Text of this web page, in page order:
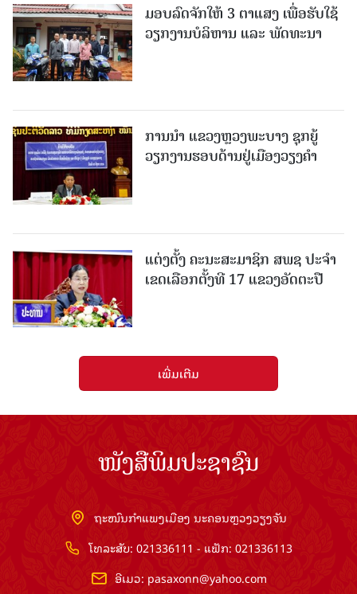
ມອບລົດຈັກໃຫ້ 3 ຕາແສງ ເພື່ອຮັບໃຊ້
ວຽກງານບໍລິຫານ ແລະ ພັດທະນາ
ການນຳ ແຂວງຫຼວງພະບາງ ຊຸກຍູ້
ວຽກງານຮອບດ້ານຢູ່ເມືອງວຽງຄໍາ
ແຕ່ງຕັ້ງ ຄະນະສະມາຊິກ ສພຊ ປະຈຳ
ເຂດເລືອກຕັ້ງທີ 17 ແຂວງອັດຕະປື
ເພີ່ມເຕີມ
ໜັງສືພິມປະຊາຊົນ
ຖະໜົນກຳແພງເມືອງ ນະຄອນຫຼວງວຽງຈັນ
ໂທລະສັບ: 021336111 - ແຟັກ: 021336113
ອີເມວ: pasaxonn@yahoo.com